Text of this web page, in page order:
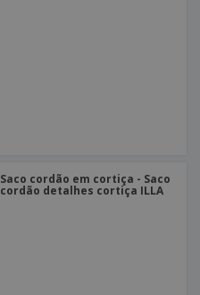
Saco cordão em cortiça - Saco
cordão detalhes cortiça ILLA